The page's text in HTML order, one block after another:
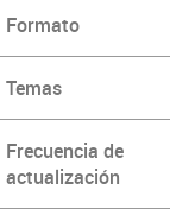
Formato
Temas
Frecuencia de
actualización